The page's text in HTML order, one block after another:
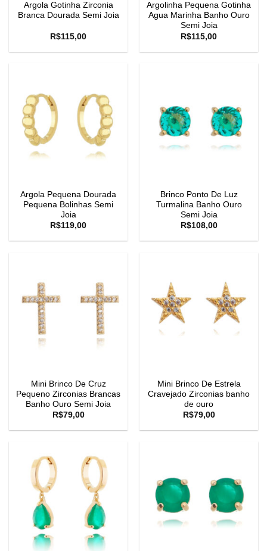
Argola Gotinha Zirconia
Branca Dourada Semi Joia
R$115,00
Argolinha Pequena Gotinha
Agua Marinha Banho Ouro
Semi Joia
R$115,00
Argola Pequena Dourada
Pequena Bolinhas Semi
Joia
R$119,00
Brinco Ponto De Luz
Turmalina Banho Ouro
Semi Joia
R$108,00
Mini Brinco De Cruz
Pequeno Zirconias Brancas
Banho Ouro Semi Joia
R$79,00
Mini Brinco De Estrela
Cravejado Zirconias banho
de ouro
R$79,00